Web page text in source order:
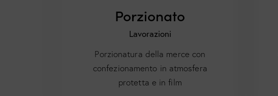
Porzionato
Lavorazioni
Porzionatura della merce con
confezionamento in atmosfera
protetta e in film